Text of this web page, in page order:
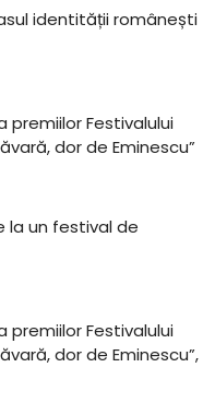
identității românești
premiilor Festivalului
dor de Eminescu”
la un festival de
premiilor Festivalului
dor de Eminescu”,